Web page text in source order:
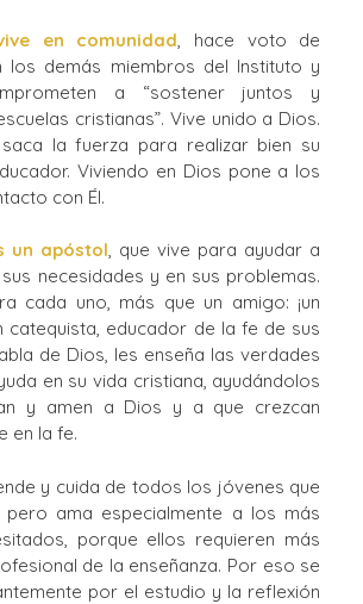
en comunidad , hace voto de
los demás miembros del Instituto y
a “sostener juntos y
cristianas”. Vive unido a Dios.
la fuerza para realizar bien su
Viviendo en Dios pone a los
con Él.
un apóstol, que vive para ayudar a
necesidades y en sus problemas.
cada uno, más que un amigo: ¡un
catequista, educador de la fe de sus
de Dios, les enseña las verdades
en su vida cristiana, ayudándolos
y amen a Dios y a que crezcan
en la fe.
y cuida de todos los jóvenes que
ama especialmente a los más
porque ellos requieren más
de la enseñanza. Por eso se
por el estudio y la reflexión